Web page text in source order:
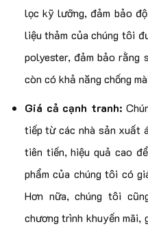
lọc kỹ lưỡng, đảm bảo
liệu thảm của chúng tôi
polyester, đảm bảo rằng
còn có khả năng chống
Giá cả cạnh tranh:
tiếp từ các nhà sản xuất
tiên tiến, hiệu quả cao
phẩm của chúng tôi có
Hơn nữa, chúng tôi
chương trình khuyến mãi,